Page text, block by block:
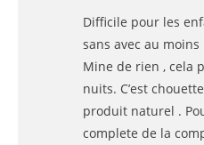
Difficile pour les
sans avec au
Mine de rien , cela
nuits. C’est
produit naturel .
complete de la